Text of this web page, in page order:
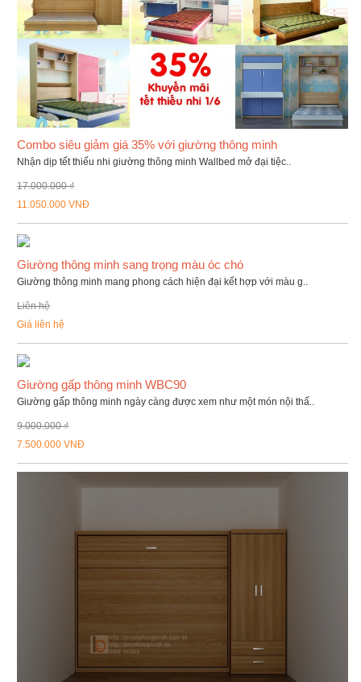
Combo siêu giảm giá 35% với giường thông minh
Nhận dịp tết thiếu nhi giường thông minh Wallbed mở đại tiệc..
17.000.000 ₫
11.050.000 VNĐ
Giường thông minh sang trọng màu óc chó
Giường thông minh mang phong cách hiện đại kết hợp với màu g..
Liên hệ
Giá liên hệ
Giường gấp thông minh WBC90
Giường gấp thông minh ngày càng được xem như một món nội thấ..
9.000.000 ₫
7.500.000 VNĐ